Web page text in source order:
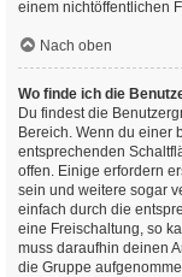
einem nichtöffentlichen
Nach oben
Wo finde ich die
Du findest die
Bereich. Wenn du einer
entsprechenden
offen. Einige erfordern
sein und weitere sogar
einfach durch die
eine Freischaltung, so
muss daraufhin deinen
die Gruppe